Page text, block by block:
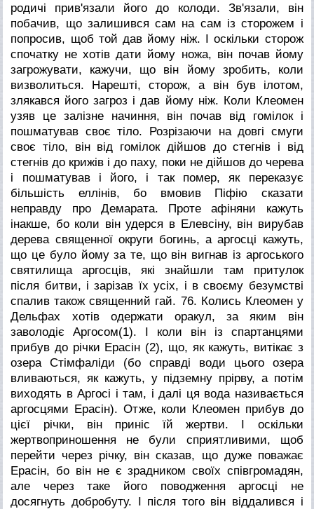
родичі прив'язали його до колоди. Зв'язали, він
побачив, що залишився сам на сам із сторожем і
попросив, щоб той дав йому ніж. І оскільки сторож
спочатку не хотів дати йому ножа, він почав йому
загрожувати, кажучи, що він йому зробить, коли
визволиться. Нарешті, сторож, а він був ілотом,
злякався його загроз і дав йому ніж. Коли Клеомен
узяв це залізне начиння, він почав від гомілок і
пошматував своє тіло. Розрізаючи на довгі смуги
своє тіло, він від гомілок дійшов до стегнів і від
стегнів до крижів і до паху, поки не дійшов до черева
і пошматував і його, і так помер, як переказує
більшість еллінів, бо вмовив Піфію сказати
неправду про Демарата. Проте афіняни кажуть
інакше, бо коли він удерся в Елевсіну, він вирубав
дерева священної округи богинь, а аргосці кажуть,
що це було йому за те, що він вигнав із аргоського
святилища аргосців, які знайшли там притулок
після битви, і зарізав їх усіх, і в своєму безумстві
спалив також священний гай. 76. Колись Клеомен у
Дельфах хотів одержати оракул, за яким він
заволодіє Аргосом(1). І коли він із спартанцями
прибув до річки Ерасін (2), що, як кажуть, витікає з
озера Стімфаліди (бо справді води цього озера
вливаються, як кажуть, у підземну прірву, а потім
виходять в Аргосі і там, і далі ця вода називається
аргосцями Ерасін). Отже, коли Клеомен прибув до
цієї річки, він приніс їй жертви. І оскільки
жертвоприношення не були сприятливими, щоб
перейти через річку, він сказав, що дуже поважає
Ерасін, бо він не є зрадником своїх співгромадян,
але через таке його поводження аргосці не
досягнуть добробуту. І після того він віддалився і